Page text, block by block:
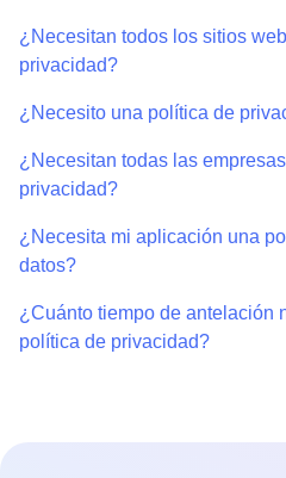
¿Necesitan todos los sitios
privacidad?
¿Necesito una política de
¿Necesitan todas las
privacidad?
¿Necesita mi aplicación una
datos?
¿Cuánto tiempo de antelación
política de privacidad?